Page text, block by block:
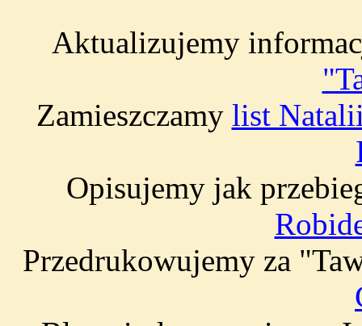
Aktualizujemy
Zamieszczamy list
Opisujemy jak
Przedrukowujemy za